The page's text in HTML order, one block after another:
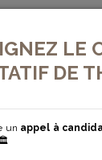
LE
DE
un appel à
DE